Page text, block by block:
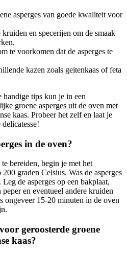
asperges van goede kwaliteit voor
en specerijen om de smaak
te voorkomen dat de asperges te
kazen zoals geitenkaas of feta
handige tips kun je in een
groene asperges uit de oven met
kaas. Probeer het zelf en laat je
in de oven?
bereiden, begin je met het
graden Celsius. Was de asperges
de asperges op een bakplaat,
en eventueel andere kruiden
ongeveer 15-20 minuten in de oven
geroosterde groene
kaas?